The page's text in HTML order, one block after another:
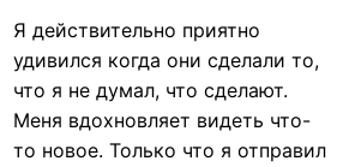
Я действительно приятно
удивился когда они сделали то,
что я не думал, что сделают.
Меня вдохновляет видеть что-
то новое. Только что я отправил